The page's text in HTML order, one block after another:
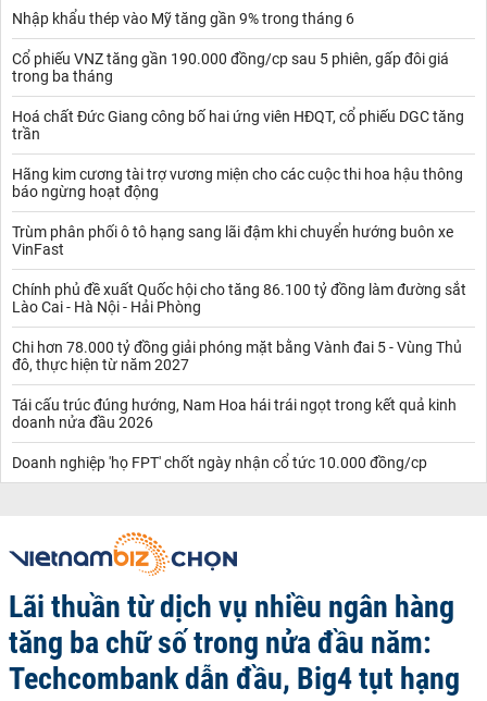
Nhập khẩu thép vào Mỹ tăng gần 9% trong tháng 6
Cổ phiếu VNZ tăng gần 190.000 đồng/cp sau 5 phiên, gấp đôi giá
trong ba tháng
Hoá chất Đức Giang công bố hai ứng viên HĐQT, cổ phiếu DGC tăng
trần
Hãng kim cương tài trợ vương miện cho các cuộc thi hoa hậu thông
báo ngừng hoạt động
Trùm phân phối ô tô hạng sang lãi đậm khi chuyển hướng buôn xe
VinFast
Chính phủ đề xuất Quốc hội cho tăng 86.100 tỷ đồng làm đường sắt
Lào Cai - Hà Nội - Hải Phòng
Chi hơn 78.000 tỷ đồng giải phóng mặt bằng Vành đai 5 - Vùng Thủ
đô, thực hiện từ năm 2027
Tái cấu trúc đúng hướng, Nam Hoa hái trái ngọt trong kết quả kinh
doanh nửa đầu 2026
Doanh nghiệp 'họ FPT' chốt ngày nhận cổ tức 10.000 đồng/cp
Lãi thuần từ dịch vụ nhiều ngân hàng
tăng ba chữ số trong nửa đầu năm:
Techcombank dẫn đầu, Big4 tụt hạng